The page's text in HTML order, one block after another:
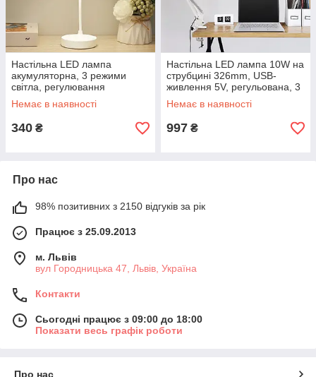
Настільна LED лампа
акумуляторна, 3 режими
світла, регулювання
яскравості, для читання та
роботи
Немає в наявності
340 ₴
Настільна LED лампа 10W на
струбцині 326mm, USB-
живлення 5V, регульована, 3
рівні яскравості, біла
Немає в наявності
997 ₴
Про нас
98% позитивних з 2150 відгуків за рік
Працює з 25.09.2013
м. Львів
вул Городницька 47, Львів, Україна
Контакти
Сьогодні працює з 09:00 до 18:00
Показати весь графік роботи
Про нас